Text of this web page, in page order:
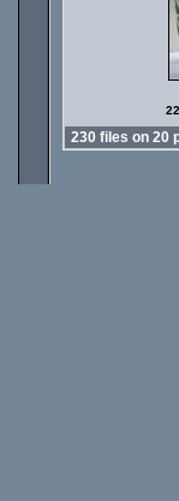
230 files on 20